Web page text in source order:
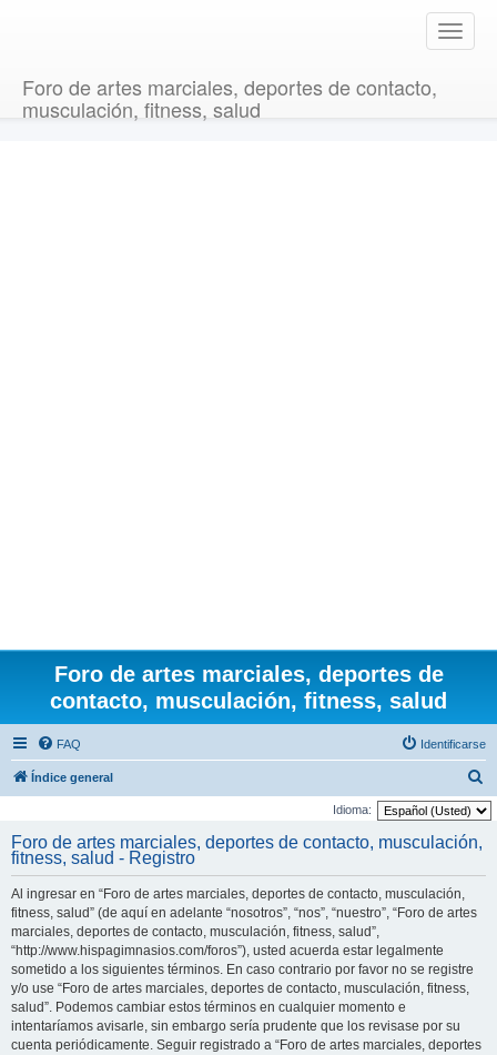
T
o
Foro de artes marciales, deportes de contacto,
musculación, fitness, salud
Foro de artes marciales, deportes de
contacto, musculación, fitness, salud
FAQ Identificarse
Índice general
u
Idioma:
Foro de artes marciales, deportes de contacto, musculación,
fitness, salud - Registro
Al ingresar en “Foro de artes marciales, deportes de contacto, musculación,
fitness, salud” (de aquí en adelante “nosotros”, “nos”, “nuestro”, “Foro de artes
marciales, deportes de contacto, musculación, fitness, salud”,
“http://www.hispagimnasios.com/foros”), usted acuerda estar legalmente
sometido a los siguientes términos. En caso contrario por favor no se registre
y/o use “Foro de artes marciales, deportes de contacto, musculación, fitness,
salud”. Podemos cambiar estos términos en cualquier momento e
intentaríamos avisarle, sin embargo sería prudente que los revisase por su
cuenta periódicamente. Seguir registrado a “Foro de artes marciales, deportes